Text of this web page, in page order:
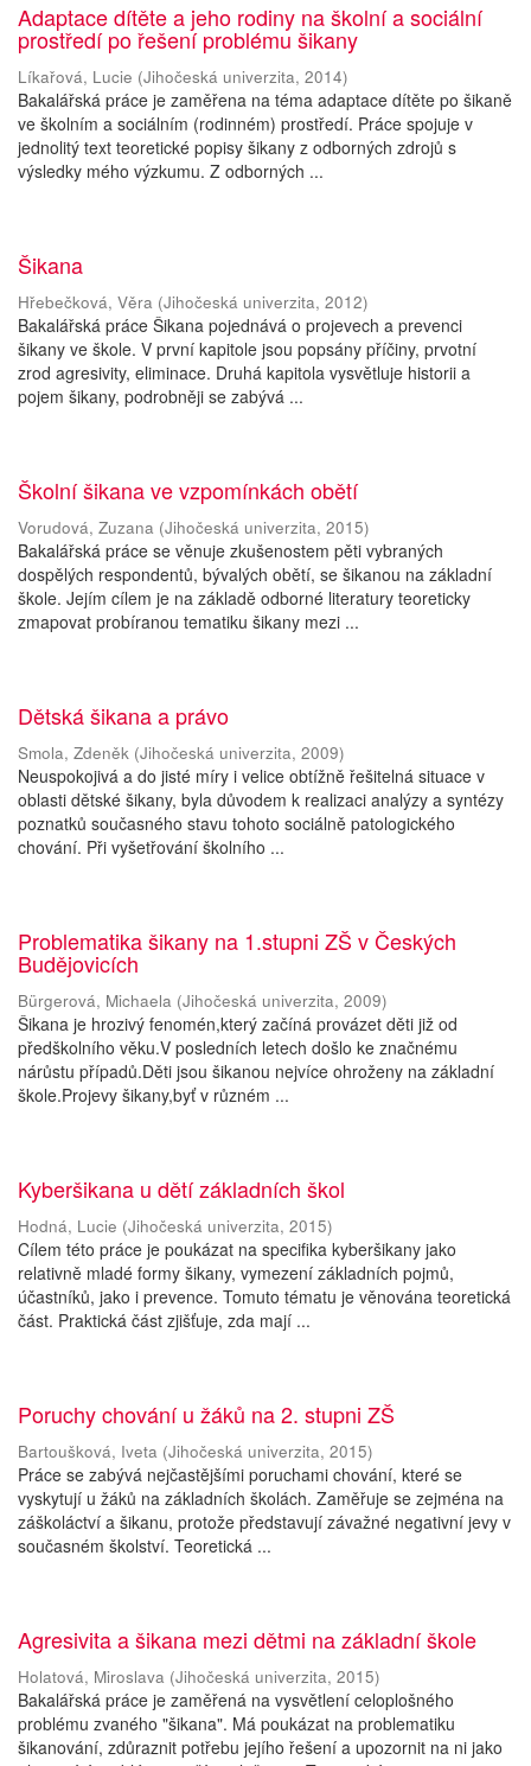
Adaptace dítěte a jeho rodiny na školní a sociální
prostředí po řešení problému šikany
Líkařová, Lucie (Jihočeská univerzita, 2014)
Bakalářská práce je zaměřena na téma adaptace dítěte po šikaně
ve školním a sociálním (rodinném) prostředí. Práce spojuje v
jednolitý text teoretické popisy šikany z odborných zdrojů s
výsledky mého výzkumu. Z odborných ...
Šikana
Hřebečková, Věra (Jihočeská univerzita, 2012)
Bakalářská práce Šikana pojednává o projevech a prevenci
šikany ve škole. V první kapitole jsou popsány příčiny, prvotní
zrod agresivity, eliminace. Druhá kapitola vysvětluje historii a
pojem šikany, podrobněji se zabývá ...
Školní šikana ve vzpomínkách obětí
Vorudová, Zuzana (Jihočeská univerzita, 2015)
Bakalářská práce se věnuje zkušenostem pěti vybraných
dospělých respondentů, bývalých obětí, se šikanou na základní
škole. Jejím cílem je na základě odborné literatury teoreticky
zmapovat probíranou tematiku šikany mezi ...
Dětská šikana a právo
Smola, Zdeněk (Jihočeská univerzita, 2009)
Neuspokojivá a do jisté míry i velice obtížně řešitelná situace v
oblasti dětské šikany, byla důvodem k realizaci analýzy a syntézy
poznatků současného stavu tohoto sociálně patologického
chování. Při vyšetřování školního ...
Problematika šikany na 1.stupni ZŠ v Českých
Budějovicích
Bürgerová, Michaela (Jihočeská univerzita, 2009)
Šikana je hrozivý fenomén,který začíná provázet děti již od
předškolního věku.V posledních letech došlo ke značnému
nárůstu případů.Děti jsou šikanou nejvíce ohroženy na základní
škole.Projevy šikany,byť v různém ...
Kyberšikana u dětí základních škol
Hodná, Lucie (Jihočeská univerzita, 2015)
Cílem této práce je poukázat na specifika kyberšikany jako
relativně mladé formy šikany, vymezení základních pojmů,
účastníků, jako i prevence. Tomuto tématu je věnována teoretická
část. Praktická část zjišťuje, zda mají ...
Poruchy chování u žáků na 2. stupni ZŠ
Bartoušková, Iveta (Jihočeská univerzita, 2015)
Práce se zabývá nejčastějšími poruchami chování, které se
vyskytují u žáků na základních školách. Zaměřuje se zejména na
záškoláctví a šikanu, protože představují závažné negativní jevy v
současném školství. Teoretická ...
Agresivita a šikana mezi dětmi na základní škole
Holatová, Miroslava (Jihočeská univerzita, 2015)
Bakalářská práce je zaměřená na vysvětlení celoplošného
problému zvaného "šikana". Má poukázat na problematiku
šikanování, zdůraznit potřebu jejího řešení a upozornit na ni jako